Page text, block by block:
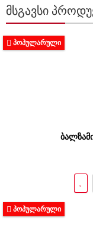
ᲛᲡᲒᲐᲕᲡᲘ
ᲞᲝᲞᲣᲚᲐᲠᲣᲚᲘ
ᲞᲝᲞᲣᲚᲐᲠᲣᲚᲘ